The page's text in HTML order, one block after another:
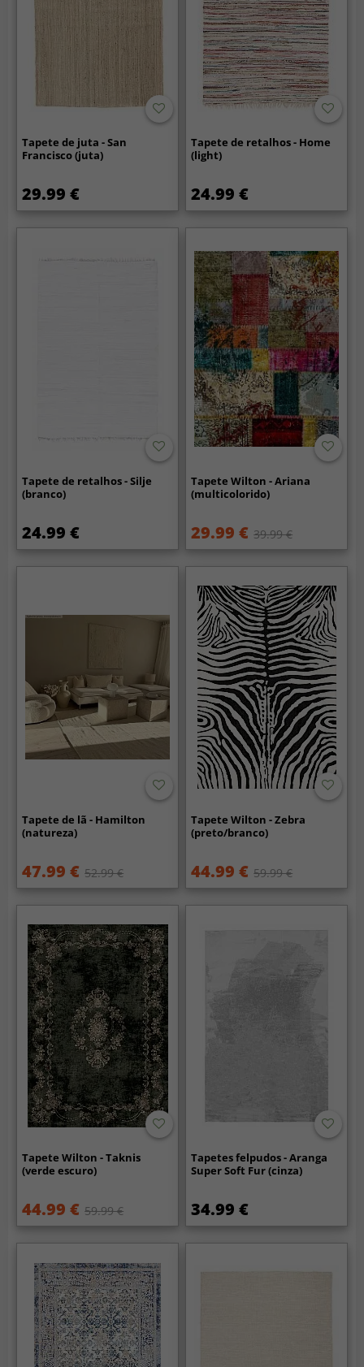
Tapete de juta - San
Francisco (juta)
29.99 €
Tapete de retalhos - Home
(light)
24.99 €
Tapete de retalhos - Silje
(branco)
24.99 €
Tapete Wilton - Ariana
(multicolorido)
29.99 € 39.99 €
Tapete de lã - Hamilton
(natureza)
47.99 € 52.99 €
Tapete Wilton - Zebra
(preto/branco)
44.99 € 59.99 €
Tapete Wilton - Taknis
(verde escuro)
44.99 € 59.99 €
Tapetes felpudos - Aranga
Super Soft Fur (cinza)
34.99 €